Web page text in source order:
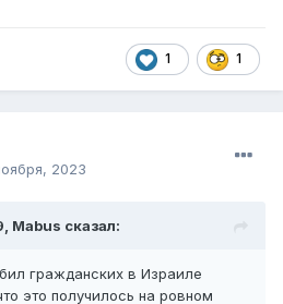
1 1
2023
Mabus сказал:
гражданских в Израиле
это получилось на ровном